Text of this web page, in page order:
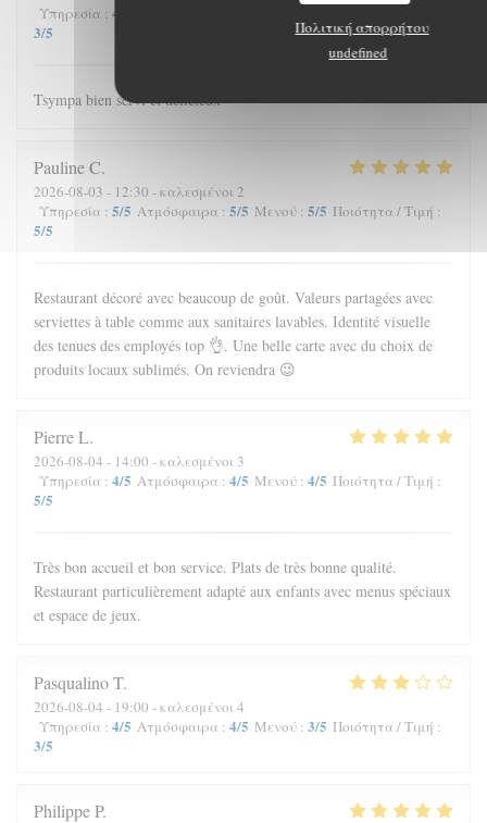
Πολιτική απορρήτου
undefined
Υπηρεσία : 4
3/5
Tsympa bien servi et délicieux
PaulineC
2026-08-03 - 12:30 - καλεσμένοι 2
Υπηρεσία : 5/5 Ατμόσφαιρα : 5/5 Μενού : 5/5 Ποιότητα / Τιμή :
5/5
Restaurant décoré avec beaucoup de goût. Valeurs partagées avec
serviettes à table comme aux sanitaires lavables. Identité visuelle
des tenues des employés top 👌. Une belle carte avec du choix de
produits locaux sublimés. On reviendra 😉
PierreL
2026-08-04 - 14:00 - καλεσμένοι 3
Υπηρεσία : 4/5 Ατμόσφαιρα : 4/5 Μενού : 4/5 Ποιότητα / Τιμή :
5/5
Très bon accueil et bon service. Plats de très bonne qualité.
Restaurant particulièrement adapté aux enfants avec menus spéciaux
et espace de jeux.
PasqualinoT
2026-08-04 - 19:00 - καλεσμένοι 4
Υπηρεσία : 4/5 Ατμόσφαιρα : 4/5 Μενού : 3/5 Ποιότητα / Τιμή :
3/5
PhilippeP